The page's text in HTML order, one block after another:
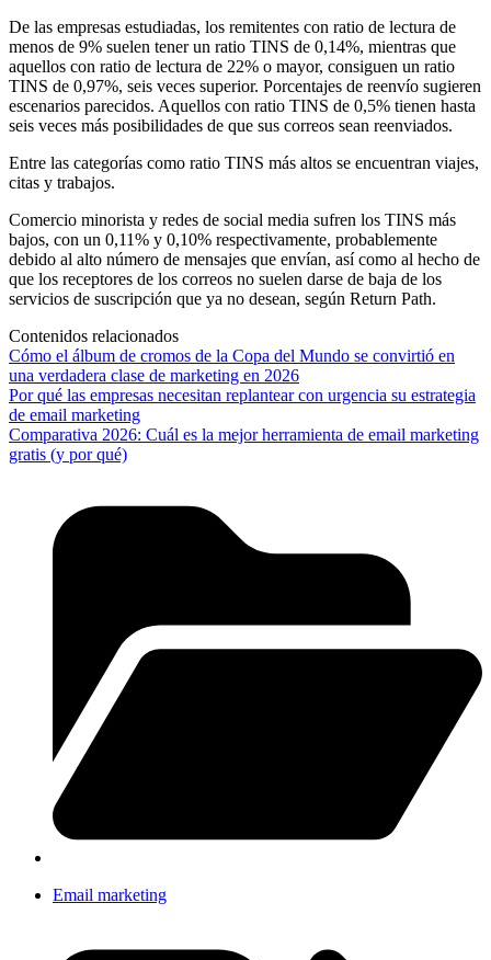
De las empresas estudiadas, los remitentes con ratio de lectura de
menos de 9% suelen tener un ratio TINS de 0,14%, mientras que
aquellos con ratio de lectura de 22% o mayor, consiguen un ratio
TINS de 0,97%, seis veces superior. Porcentajes de reenvío sugieren
escenarios parecidos. Aquellos con ratio TINS de 0,5% tienen hasta
seis veces más posibilidades de que sus correos sean reenviados.
Entre las categorías como ratio TINS más altos se encuentran viajes,
citas y trabajos.
Comercio minorista y redes de social media sufren los TINS más
bajos, con un 0,11% y 0,10% respectivamente, probablemente
debido al alto número de mensajes que envían, así como al hecho de
que los receptores de los correos no suelen darse de baja de los
servicios de suscripción que ya no desean, según Return Path.
Contenidos relacionados
Cómo el álbum de cromos de la Copa del Mundo se convirtió en
una verdadera clase de marketing en 2026
Por qué las empresas necesitan replantear con urgencia su estrategia
de email marketing
Comparativa 2026: Cuál es la mejor herramienta de email marketing
gratis (y por qué)
Email marketing